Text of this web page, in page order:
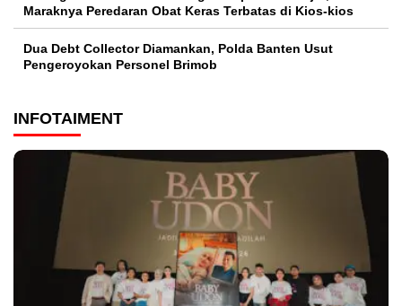
Maraknya Peredaran Obat Keras Terbatas di Kios-kios
Dua Debt Collector Diamankan, Polda Banten Usut
Pengeroyokan Personel Brimob
INFOTAIMENT